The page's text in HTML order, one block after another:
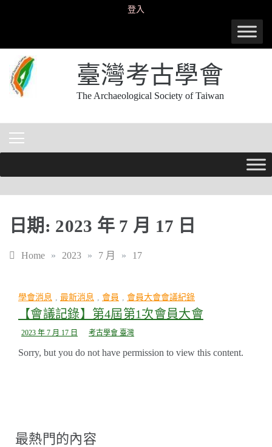
登入
臺灣考古學會
The Archaeological Society of Taiwan
日期: 2023 年 7 月 17 日
Home » 2023 » 7 月 » 17
學會消息 最新消息 會員 會員大會會議紀錄
【會議記錄】第4屆第1次會員大會
2023 年 7 月 17 日 考古學會 臺灣
Sorry, but you do not have permission to view this content.
最熱門的內容